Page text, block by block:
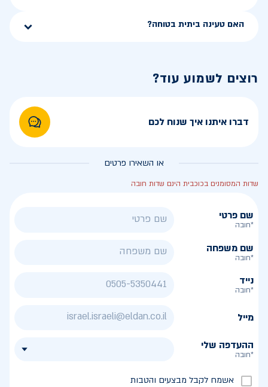
האם טעינה ביתית בטוחה?
רוצים לשמוע עוד?
דברו איתנו איך שנוח לכם
או השאירו פרטים
שדות המסומנים בכוכבית הינם שדות חובה
שם פרטי
*חובה
שם משפחה
*חובה
נייד
*חובה
מייל
ההעדפה שלי
*חובה
אשמח לקבל מבצעים והטבות